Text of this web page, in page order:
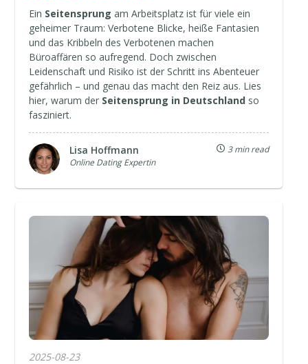
Ein Seitensprung am Arbeitsplatz ist für viele ein
geheimer Traum: Verbotene Blicke, heiße Fantasien
und das Kribbeln des Verbotenen machen
Büroaffären so aufregend. Doch zwischen
Leidenschaft und Risiko ist der Schritt ins Abenteuer
gefährlich – und genau das macht den Reiz aus. Lies
hier, warum der Seitensprung in Deutschland so
fasziniert.
Lisa Hoffmann
Online Dating Expertin
3 min read
2025-08-23